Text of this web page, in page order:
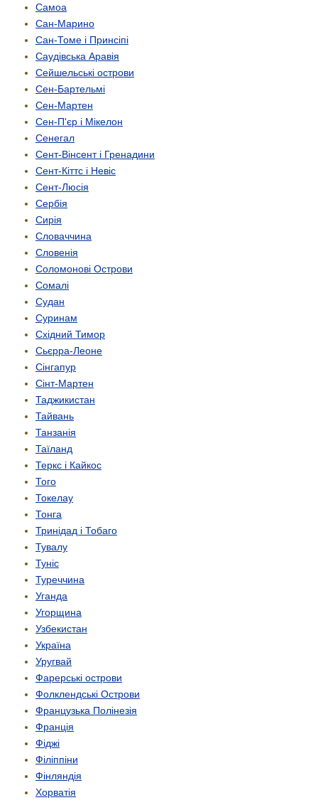
Самоа
Сан-Марино
Сан-Томе і Принсіпі
Саудівська Аравія
Сейшельські острови
Сен-Бартельмі
Сен-Мартен
Сен-П'єр і Мікелон
Сенегал
Сент-Вінсент і Гренадини
Сент-Кіттс і Невіс
Сент-Люсія
Сербія
Сирія
Словаччина
Словенія
Соломонові Острови
Сомалі
Судан
Суринам
Східний Тимор
Сьєрра-Леоне
Сінгапур
Сінт-Мартен
Таджикистан
Тайвань
Танзанія
Таїланд
Теркс і Кайкос
Того
Токелау
Тонга
Тринідад і Тобаго
Тувалу
Туніс
Туреччина
Уганда
Угорщина
Узбекистан
Україна
Уругвай
Фарерські острови
Фолклендські Острови
Французька Полінезія
Франція
Фіджі
Філіппіни
Фінляндія
Хорватія